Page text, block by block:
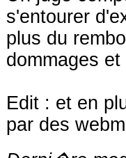
s'entourer
plus du
dommages
Edit : et en
par des